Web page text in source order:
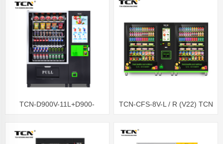
owoce sałatki automat
sprzedający w supermarketach
TCN-D900V-11L+D900-
sprzedaży windą,Automat do
TCN-CFS-8V-L / R (V22) TCN
Sałatka Automat do owoców z